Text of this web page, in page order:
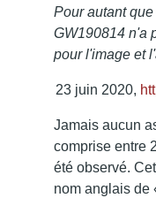
Pour autant
GW190814 n'a
pour l'image et
23 juin 2020,
Jamais aucun
comprise entre
été observé.
nom anglais de